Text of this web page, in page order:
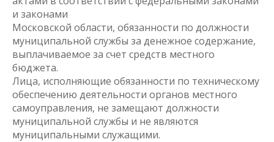
и законами
Московской области, обязанности по должности
муниципальной службы за денежное содержание,
выплачиваемое за счет средств местного
бюджета.
Лица, исполняющие обязанности по техническому
обеспечению деятельности органов местного
самоуправления, не замещают должности
муниципальной службы и не являются
муниципальными служащими.